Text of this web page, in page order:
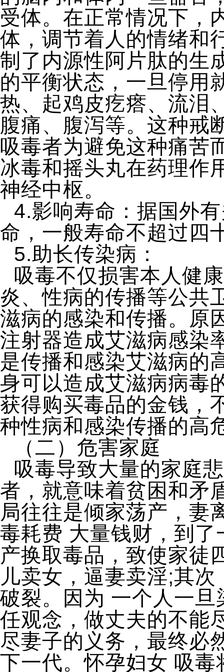
受体。在正常情况下，
体，调节着人的情绪和
制了内源性阿片肽的生
的平衡状态，一旦停用
热、起鸡皮疙瘩、流泪
腹痛、腹泻等。这种戒
吸毒者为避免这种痛苦
冰毒和摇头丸在药理作
神经中枢。
4.影响寿命：据国外
命，一般寿命不超过四
5.助长传染病：
吸毒不仅损害本人健
炎、性病的传播等公共
滋病的感染和传播。原
注射器造成艾滋病感染
是传播和感染艾滋病的
身可以造成艾滋病病毒
获得购买毒品的金钱，
种性病和感染传播的高
（二）危害家庭
吸毒导致大量的家庭
者，就意味着贫困和矛
局往往是倾家荡产，妻
毒耗费 大量钱财，到
产换取毒品，致使家徒
儿卖女，逼妻卖淫;其
破裂。因为 一个人一
任观念，做丈夫的不能
尽妻子的义务，最终必
下一代。怀孕妇女 吸